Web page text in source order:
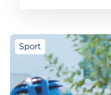
Sport